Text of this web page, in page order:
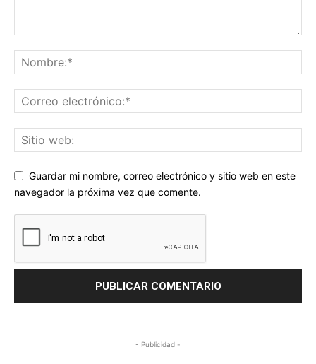
Guardar mi nombre, correo electrónico y sitio web en este
navegador la próxima vez que comente.
- Publicidad -